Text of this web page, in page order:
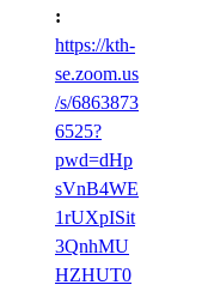
:
https://kth-
se.zoom.us
/s/6863873
6525?
pwd=dHp
sVnB4WE
1rUXpISit
3QnhMU
HZHUT0